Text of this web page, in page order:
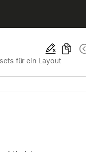
für ein Layout